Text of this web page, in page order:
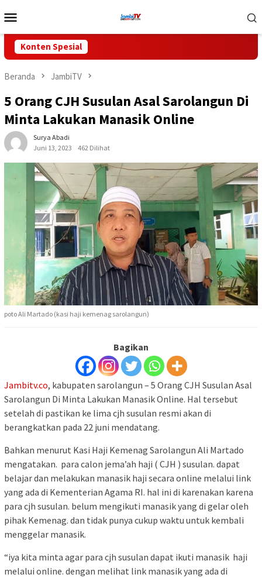
ke
Mobile
Konten Spesial
Beranda JambiTV
5 Orang CJH Susulan Asal Sarolangun Di
Minta Lakukan Manasik Online
Surya Abadi
Juni 13, 2023
462 Dilihat
poto Ali Martado (kasi haji kemenag sarolangun)
Bagikan
Jambitv.co, kabupaten sarolangun – 5 Orang CJH Susulan Asal
Sarolangun Di Minta Lakukan Manasik Online. Hal tersebut
setelah di pastikan ke lima cjh susulan resmi akan di
berangkatkan pada 22 juni mendatang.
Bahkan menurut Kasi Haji Kemenag Sarolangun Ali Martado
mengatakan. para calon jema’ah haji ( CJH ) susulan. dapat
belajar dan melakukan manasik haji secara online melalui link
yang ada di Kementerian Agama RI. hal ini di karenakan karena
para cjh susulan. belum mengikuti manasik yang di gelar oleh
pihak Kemenag. dan tidak punya cukup waktu untuk kembali
menggelar manasik.
“iya kita minta agar para cjh susulan dapat ikuti manasik haji
melalui online. dengan melihat link manasik yang ada di